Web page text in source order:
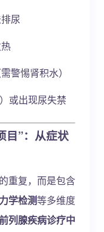
尿
警惕肾积水）
或出现尿失禁
目”：从症状
重复，而是包含
学检测等多维度
列腺疾病诊疗中